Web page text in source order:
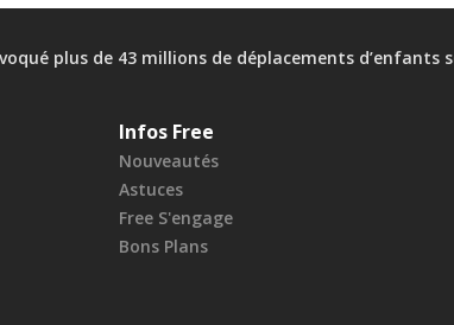
plus de 43 millions de déplacements d’enfants
Infos Free
Nouveautés
Astuces
Free S'engage
Bons Plans